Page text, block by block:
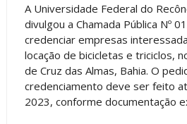
A Universidade Federal do
divulgou a Chamada Pública Nº
credenciar empresas
locação de bicicletas e triciclos,
de Cruz das Almas, Bahia. O
credenciamento deve ser feito
2023, conforme documentação